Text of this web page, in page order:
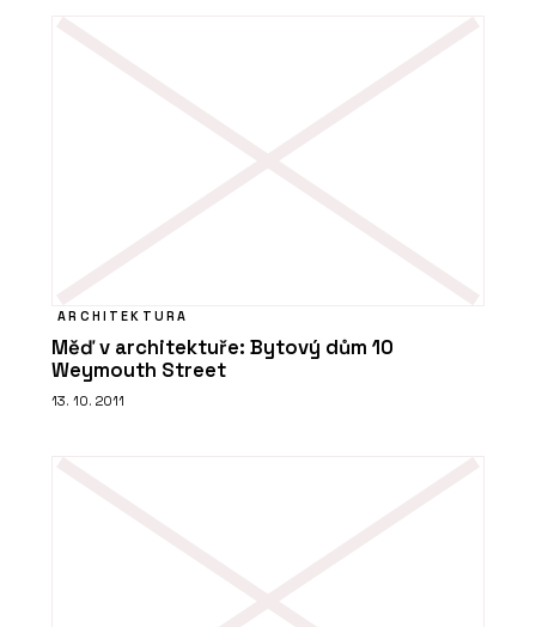
ARCHITEKTURA
Měď v architektuře: Bytový dům 10
Weymouth Street
13. 10. 2011